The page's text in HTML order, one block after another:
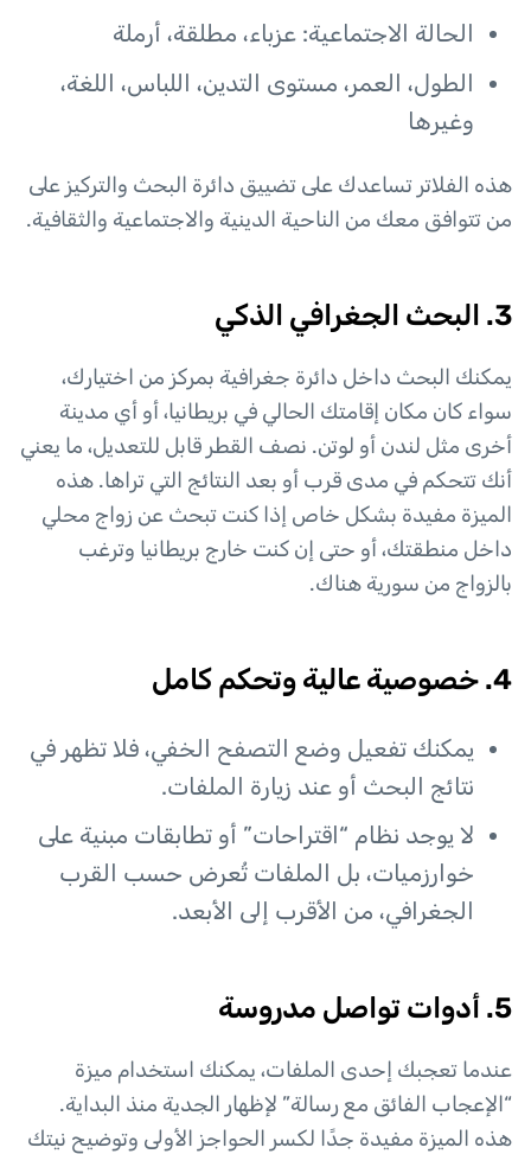
الحالة الاجتماعية: عزباء، مطلقة، أرملة
الطول، العمر، مستوى التدين، اللباس، اللغة،
وغيرها
هذه الفلاتر تساعدك على تضييق دائرة البحث والتركيز على
من تتوافق معك من الناحية الدينية والاجتماعية والثقافية.
3. البحث الجغرافي الذكي
يمكنك البحث داخل دائرة جغرافية بمركز من اختيارك،
سواء كان مكان إقامتك الحالي في بريطانيا، أو أي مدينة
أخرى مثل لندن أو لوتن. نصف القطر قابل للتعديل، ما يعني
أنك تتحكم في مدى قرب أو بعد النتائج التي تراها. هذه
الميزة مفيدة بشكل خاص إذا كنت تبحث عن زواج محلي
داخل منطقتك، أو حتى إن كنت خارج بريطانيا وترغب
بالزواج من سورية هناك.
4. خصوصية عالية وتحكم كامل
يمكنك تفعيل وضع التصفح الخفي، فلا تظهر في
نتائج البحث أو عند زيارة الملفات.
لا يوجد نظام “اقتراحات” أو تطابقات مبنية على
خوارزميات، بل الملفات تُعرض حسب القرب
الجغرافي، من الأقرب إلى الأبعد.
5. أدوات تواصل مدروسة
عندما تعجبك إحدى الملفات، يمكنك استخدام ميزة
“الإعجاب الفائق مع رسالة” لإظهار الجدية منذ البداية.
هذه الميزة مفيدة جدًا لكسر الحواجز الأولى وتوضيح نيتك